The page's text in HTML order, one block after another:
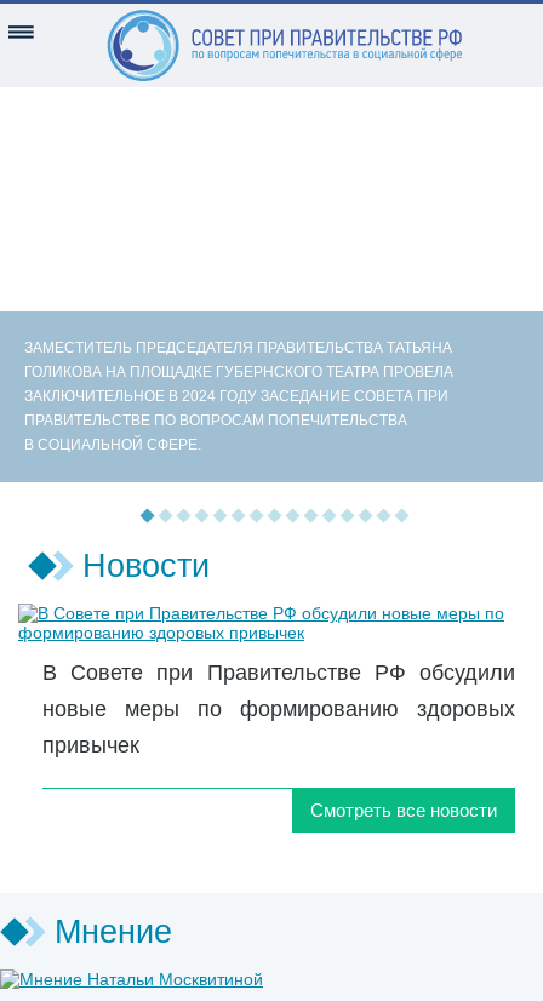
ЗАМЕСТИТЕЛЬ ПРЕДСЕДАТЕЛЯ ПРАВИТЕЛЬСТВА ТАТЬЯНА
ГОЛИКОВА НА ПЛОЩАДКЕ ГУБЕРНСКОГО ТЕАТРА ПРОВЕЛА
ЗАКЛЮЧИТЕЛЬНОЕ В 2024 ГОДУ ЗАСЕДАНИЕ СОВЕТА ПРИ
ПРАВИТЕЛЬСТВЕ ПО ВОПРОСАМ ПОПЕЧИТЕЛЬСТВА
В СОЦИАЛЬНОЙ СФЕРЕ.
Новости
В Совете при Правительстве РФ обсудили
новые меры по формированию здоровых
привычек
Смотреть все новости
Мнение